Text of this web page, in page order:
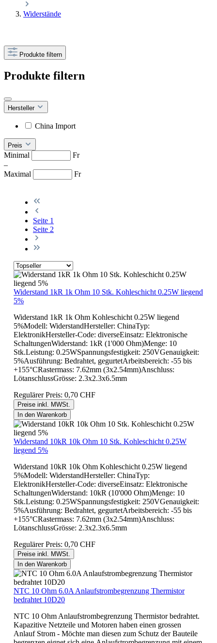
Widerstände
Produkte filtern
Produkte filtern
Hersteller
China Import
Preis
Minimal
Fr
–
Maximal
Fr
Seite 1
Seite 2
Widerstand 1kR 1k Ohm 10 Stk. Kohleschicht 0.25W liegend
5%
Widerstand 1kR 1k Ohm Kohleschicht 0.25W liegend
5%Modell: WiderstandHersteller: ChinaTyp:
ElektronikHersteller-Code: diverseEinsatz: Elektronische
SchaltungenWiderstand: 1kR (1'000 Ohm)Menge: 10
Stk.Leistung: 0.25WSpannungsfestigkeit: 250VGenauigkeit:
5%Ausführung: Bedrahtet, gegurtetArbeitsbereich: -55 bis
+155°CRastermass: 7.62mm (3x2.54mm)Anschluss:
LötanschlussGrösse: 2.3x2.3x6.5mm
Regulärer Preis: 0,70 CHF
Preise inkl. MWSt.
In den Warenkorb
Widerstand 10kR 10k Ohm 10 Stk. Kohleschicht 0.25W
liegend 5%
Widerstand 10kR 10k Ohm Kohleschicht 0.25W liegend
5%Modell: WiderstandHersteller: ChinaTyp:
ElektronikHersteller-Code: diverseEinsatz: Elektronische
SchaltungenWiderstand: 10kR (10'000 Ohm)Menge: 10
Stk.Leistung: 0.25WSpannungsfestigkeit: 250VGenauigkeit:
5%Ausführung: Bedrahtet, gegurtetArbeitsbereich: -55 bis
+155°CRastermass: 7.62mm (3x2.54mm)Anschluss:
LötanschlussGrösse: 2.3x2.3x6.5mm
Regulärer Preis: 0,70 CHF
Preise inkl. MWSt.
In den Warenkorb
NTC 10 Ohm 6.0A Anlaufstrombegrenzung Thermistor
bedrahtet 10D20
NTC 10 Ohm Anlaufstrombegrenzung Thermistor bedrahtet.
Kapazitive Netzteile und Motoren haben einen grossen
Anlauf Strom - Möchte man diesen zum Schutz der Bauteile